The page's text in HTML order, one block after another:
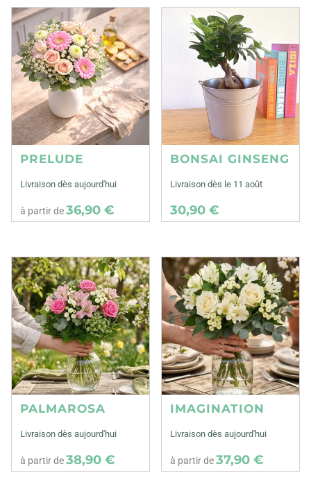
PRELUDE
Livraison dès aujourd'hui
à partir de36,90 €
BONSAI GINSENG
Livraison dès le 11 août
30,90 €
PALMAROSA
Livraison dès aujourd'hui
à partir de38,90 €
IMAGINATION
Livraison dès aujourd'hui
à partir de37,90 €